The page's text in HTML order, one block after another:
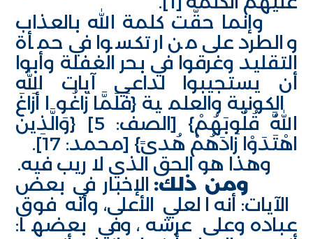
وإنما حقّت كلمة الله بالعذاب
والطرد على من ارتكسوا في حمأة
التقليد وغرقوا في بحر الغفلة وأبوا
أن يستجيبوا لداعي آيات الله
الكونية والعلمية {فَلَمَّا زَاغُوا أَزَاغَ
اللَّهُ قُلُوبَهُمْ} [الصف: 5] {وَالَّذِينَ
اهْتَدَوْا زَادَهُمْ هُدىً} [محمد: 17].
وهذا هو الحق الذي لا ريب فيه.
ومن ذلك: الإخبار في بعض
الآيات: أنه العلي الأعلى، وأنه فوق
عباده وعلى عرشه، وفي بعضها: